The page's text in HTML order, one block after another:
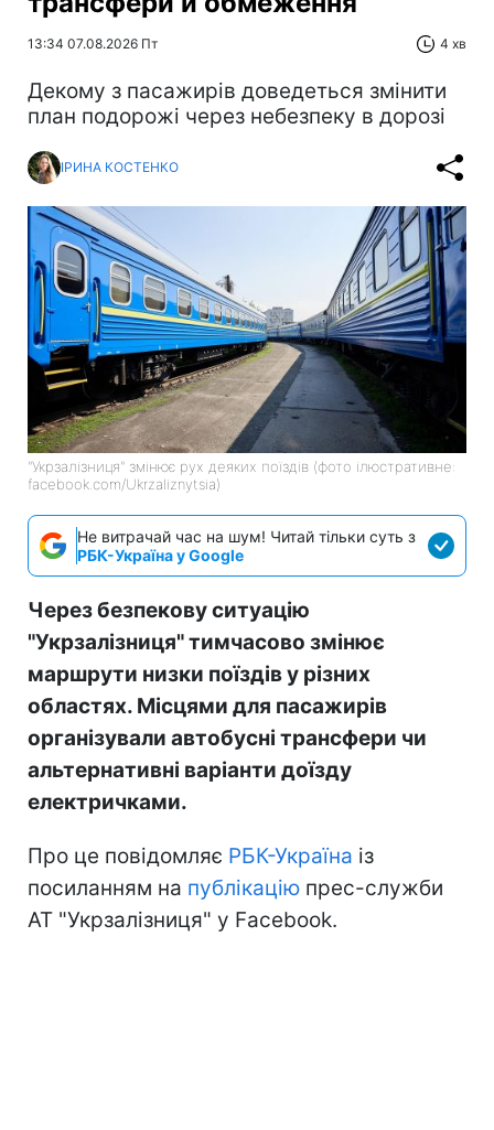
13:34 07.08.2026 Пт 4 хв
Декому з пасажирів доведеться змінити
план подорожі через небезпеку в дорозі
ІРИНА КОСТЕНКО
"Укрзалізниця" змінює рух деяких поїздів (фото ілюстративне:
facebook.com/Ukrzaliznytsia)
Не витрачай час на шум! Читай тільки суть з
РБК-Україна у Google
Через безпекову ситуацію
"Укрзалізниця" тимчасово змінює
маршрути низки поїздів у різних
областях. Місцями для пасажирів
організували автобусні трансфери чи
альтернативні варіанти доїзду
електричками.
Про це повідомляє РБК-Україна із
посиланням на публікацію прес-служби
АТ "Укрзалізниця" у Facebook.